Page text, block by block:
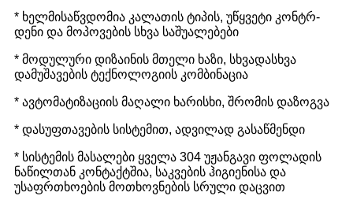
* ხელმისაწვდომია კალათის ტიპის, უწყვეტი კონტრ-
დენი და მოპოვების სხვა საშუალებები
* მოდულური დიზაინის მთელი ხაზი, სხვადასხვა
დამუშავების ტექნოლოგიის კომბინაცია
* ავტომატიზაციის მაღალი ხარისხი, შრომის დაზოგვა
* დასუფთავების სისტემით, ადვილად გასაწმენდი
* სისტემის მასალები ყველა 304 უჟანგავი ფოლადის
ნაწილთან კონტაქტშია, საკვების ჰიგიენისა და
უსაფრთხოების მოთხოვნების სრული დაცვით